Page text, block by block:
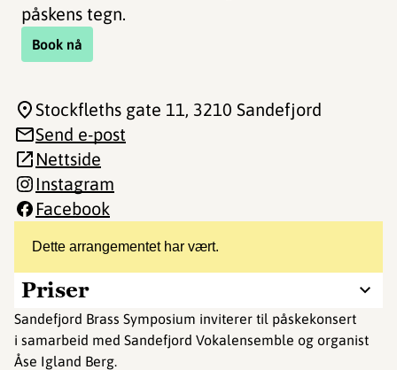
påskens tegn.
Book nå
Dette arrangementet har vært.
Priser
Sandefjord Brass Symposium inviterer til påskekonsert
i samarbeid med Sandefjord Vokalensemble og organist
Åse Igland Berg.
Stockfleths gate 11, 3210 Sandefjord
Send e-post
Nettside
Instagram
Facebook